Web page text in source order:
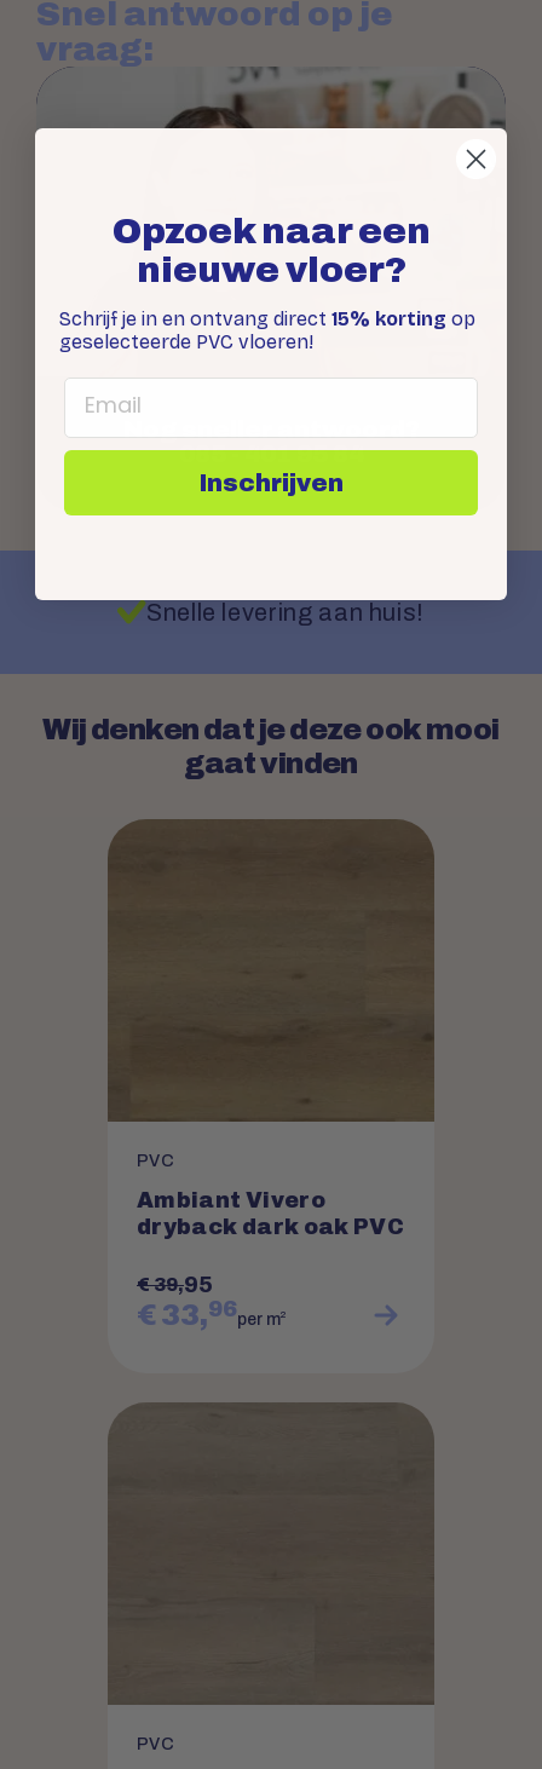
Snel antwoord op je
vraag:
085 - 401 95 84
Snelle levering aan huis!
Wij denken dat je deze ook mooi
gaat vinden
PVC
Ambiant Vivero
dryback dark oak PVC
€ 39,95
€ 33,96per m2
PVC
Opzoek naar een
nieuwe vloer?
Schrijf je in en ontvang direct 15% korting op
geselecteerde PVC vloeren!
Email
Inschrijven